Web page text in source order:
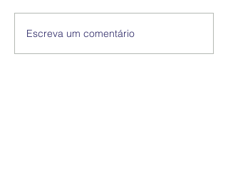
Escreva um comentário